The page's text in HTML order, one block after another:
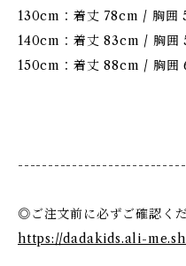
130cm：着丈 78cm / 胸
140cm：着丈 83cm / 胸
150cm：着丈 88cm / 胸
◎ご注文前に必ずご確認くだ
https://dadakids.ali-